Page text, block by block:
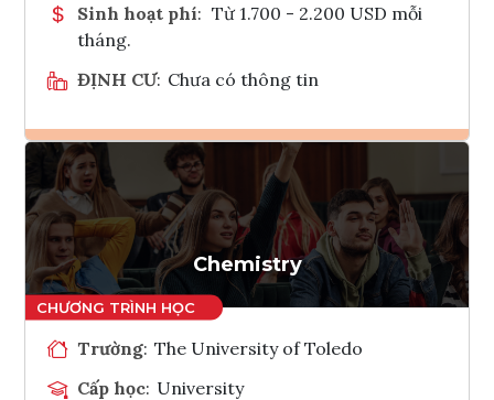
Sinh hoạt phí: Từ 1.700 - 2.200 USD mỗi
tháng.
ĐỊNH CƯ: Chưa có thông tin
Ghi danh
Tham vấn Interlink
Chemistry
Trường: The University of Toledo
Cấp học: University